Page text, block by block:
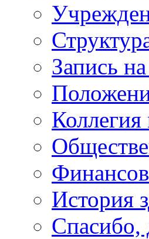
Запись
Коллегия
История
Спасибо,